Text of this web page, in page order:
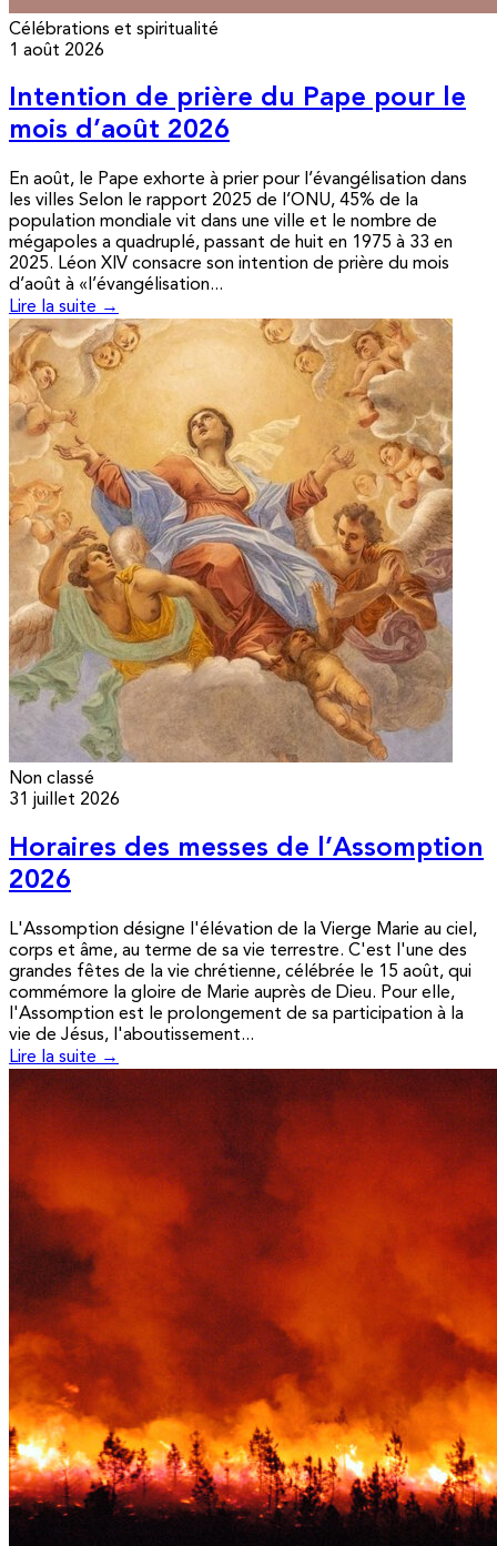
Célébrations et spiritualité
1 août 2026
Intention de prière du Pape pour le
mois d’août 2026
En août, le Pape exhorte à prier pour l’évangélisation dans
les villes Selon le rapport 2025 de l’ONU, 45% de la
population mondiale vit dans une ville et le nombre de
mégapoles a quadruplé, passant de huit en 1975 à 33 en
2025. Léon XIV consacre son intention de prière du mois
d’août à «l’évangélisation...
Lire la suite →
Non classé
31 juillet 2026
Horaires des messes de l’Assomption
2026
L'Assomption désigne l'élévation de la Vierge Marie au ciel,
corps et âme, au terme de sa vie terrestre. C'est l'une des
grandes fêtes de la vie chrétienne, célébrée le 15 août, qui
commémore la gloire de Marie auprès de Dieu. Pour elle,
l'Assomption est le prolongement de sa participation à la
vie de Jésus, l'aboutissement...
Lire la suite →